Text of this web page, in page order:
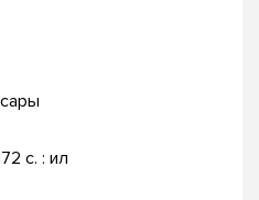
с. : ил